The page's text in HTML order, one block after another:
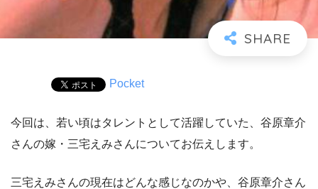
Pocket
今回は、若い頃はタレントとして活躍していた、谷原章介
さんの嫁・三宅えみさんについてお伝えします。
三宅えみさんの現在はどんな感じなのかや、谷原章介さん